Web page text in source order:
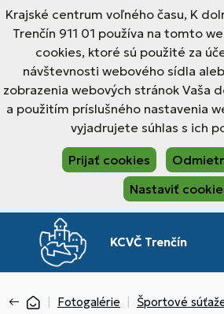
Krajské centrum voľného času, K
Trenčín 911 01 používa na tomto
cookies, ktoré sú použité za
návštevnosti webového sídla
zobrazenia webových stránok Vaša
a použitím príslušného nastavenia
vyjadrujete súhlas s ich
Prijať cookies
Nastaviť
KCVČ Trenčín
Fotogalérie Športové